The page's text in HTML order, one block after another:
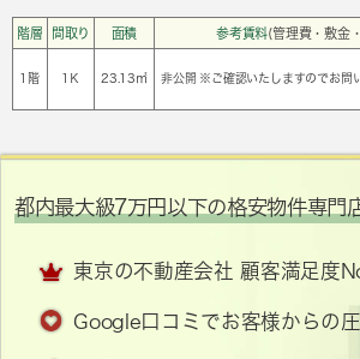
階層 間取り 面積 参考賃料(管理費・敷金
1階 1Ｋ 23.13㎡ 非公開 ※ご確認いたしますのでお問
都内最大級7万円以下の格安物件専門
東京の不動産会社 顧客満足度
Google口コミでお客様からの